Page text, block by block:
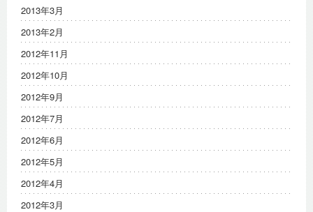
2013年3月
2013年2月
2012年11月
2012年10月
2012年9月
2012年7月
2012年6月
2012年5月
2012年4月
2012年3月